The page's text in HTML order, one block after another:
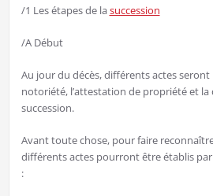
/1 Les étapes de lasuccession
/A Début
Au jour du décès, différents actes seront
notoriété, l’attestation de propriété et la
succession.
Avant toute chose, pour faire
différents actes pourront être établis
: